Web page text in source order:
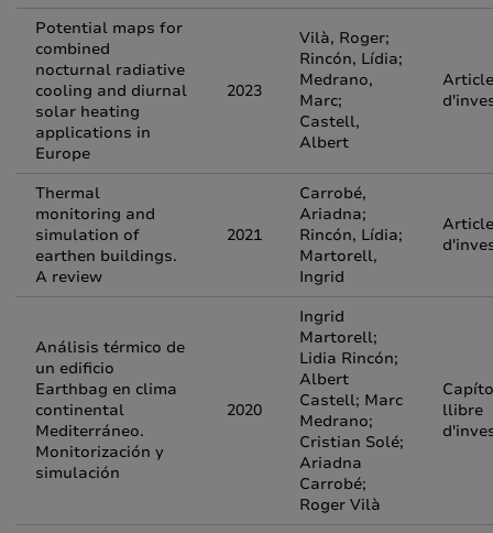
Potential maps for
combined
nocturnal radiative
cooling and diurnal
solar heating
applications in
Europe
2023
Vilà, Roger;
Rincón, Lídia;
Medrano,
Marc;
Castell,
Albert
Article
Thermal
monitoring and
simulation of
earthen buildings.
A review
2021
Carrobé,
Ariadna;
Rincón, Lídia;
Martorell,
Ingrid
Article
Análisis térmico de
un edificio
Earthbag en clima
continental
Mediterráneo.
Monitorización y
simulación
2020
Ingrid
Martorell;
Lidia Rincón;
Albert
Castell; Marc
Medrano;
Cristian Solé;
Ariadna
Carrobé;
Roger Vilà
llibre